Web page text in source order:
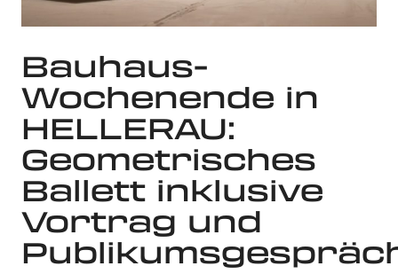
Bauhaus-
Wochenende in
HELLERAU:
Geometrisches
Ballett inklusive
Vortrag und